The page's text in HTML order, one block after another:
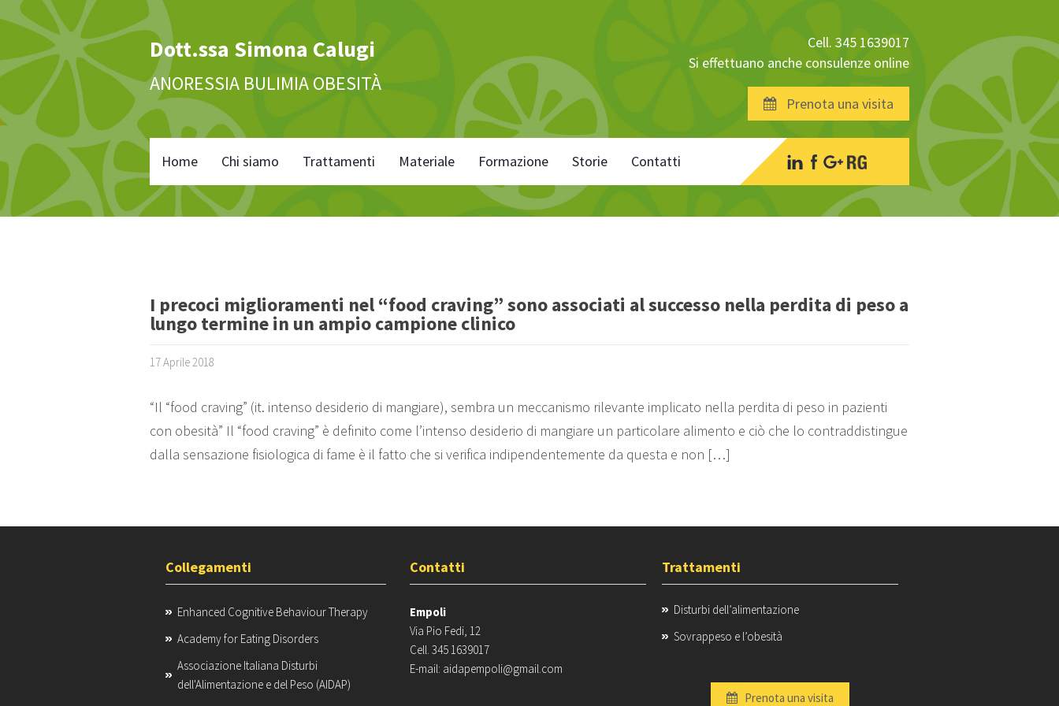
Dott.ssa Simona Calugi
ANORESSIA BULIMIA OBESITÀ
Cell. 345 1639017
Si effettuano anche consulenze online
Prenota una visita
Home Chi siamo Trattamenti Materiale Formazione Storie Contatti
I precoci miglioramenti nel “food craving” sono associati al successo nella perdita di peso a
lungo termine in un ampio campione clinico
17 Aprile 2018
“Il “food craving” (it. intenso desiderio di mangiare), sembra un meccanismo rilevante implicato nella perdita di peso in pazienti
con obesità” Il “food craving” è definito come l’intenso desiderio di mangiare un particolare alimento e ciò che lo contraddistingue
dalla sensazione fisiologica di fame è il fatto che si verifica indipendentemente da questa e non […]
Collegamenti
Enhanced Cognitive Behaviour Therapy
Academy for Eating Disorders
Associazione Italiana Disturbi
dell'Alimentazione e del Peso (AIDAP)
Contatti
Empoli
Via Pio Fedi, 12
Cell. 345 1639017
E-mail: aidapempoli@gmail.com
Trattamenti
Disturbi dell’alimentazione
Sovrappeso e l’obesità
Prenota una visita